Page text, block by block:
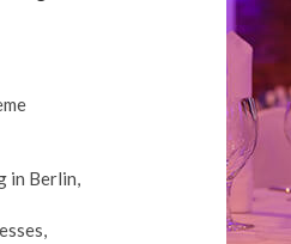
in Berlin,